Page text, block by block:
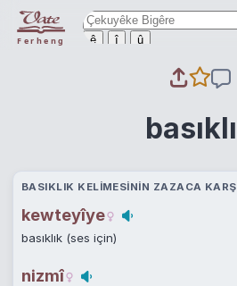
Ferheng ê î û
BASIKLIK KELIMESININ ZAZACA
kewteyîye
basıklık (ses için)
nizmî